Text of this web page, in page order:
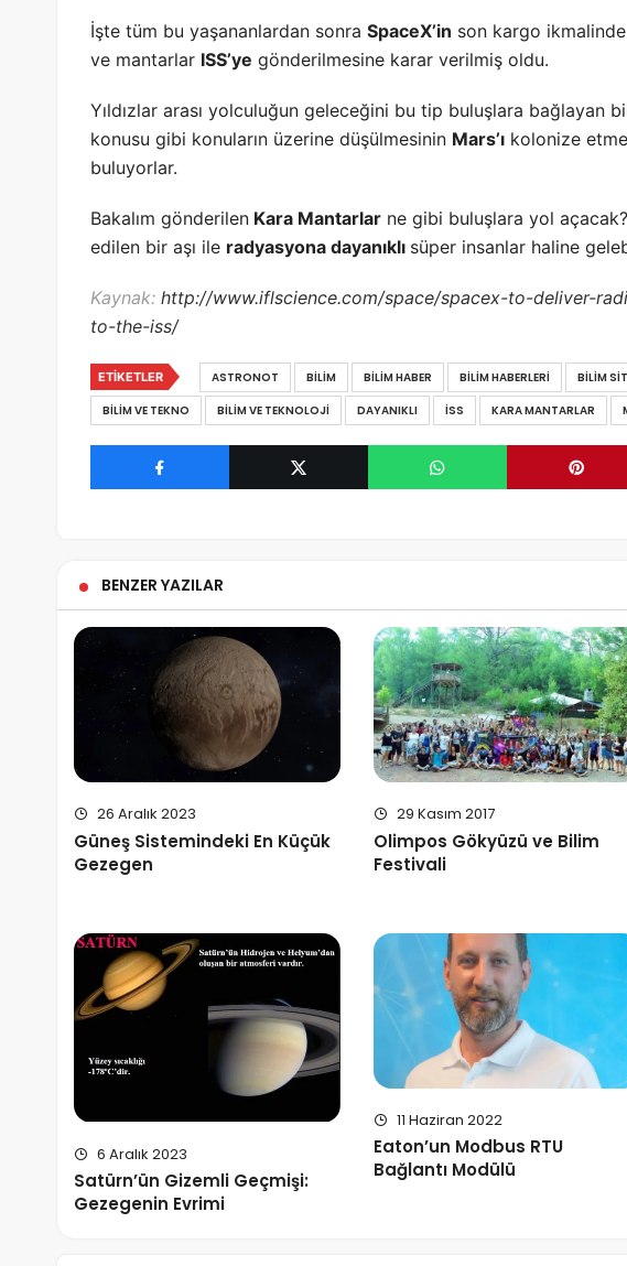
İşte tüm bu yaşananlardan sonra SpaceX’in son kargo
ve mantarlar ISS’ye gönderilmesine karar verilmiş oldu.
Yıldızlar arası yolculuğun geleceğini bu tip buluşlara bağlayan
konusu gibi konuların üzerine düşülmesinin Mars’ı kolonize
buluyorlar.
Bakalım gönderilen Kara Mantarlar ne gibi buluşlara yol
edilen bir aşı ile radyasyona dayanıklı süper insanlar haline
Kaynak: http://www.iflscience.com/space/spacex-to-deliver-
to-the-iss/
ETIKETLER ASTRONOT BILIM BILIM HABER BILIM HABERLERI BILIM
BILIM VE TEKNO
BILIM VE TEKNOLOJI DAYANIKLI ISS KARA MANTARLAR
BENZER YAZILAR
26 Aralık 2023
Güneş Sistemindeki En Küçük
Gezegen
29 Kasım 2017
Olimpos Gökyüzü ve Bilim
Festivali
6 Aralık 2023
Satürn’ün Gizemli Geçmişi:
Gezegenin Evrimi
11 Haziran 2022
Eaton’un Modbus RTU
Bağlantı Modülü